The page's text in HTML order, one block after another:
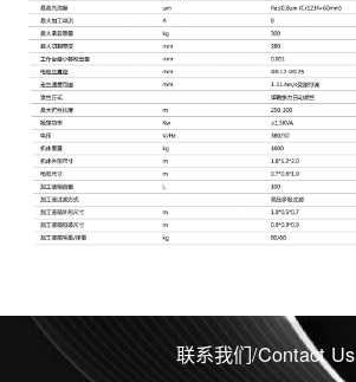
联系我们/Contact Us